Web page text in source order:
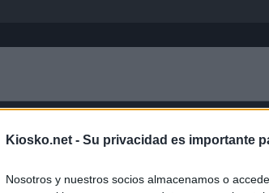
Kiosko.net - Su privacidad es importante
Nosotros y nuestros socios almacenamos o
Inicio
Barinas